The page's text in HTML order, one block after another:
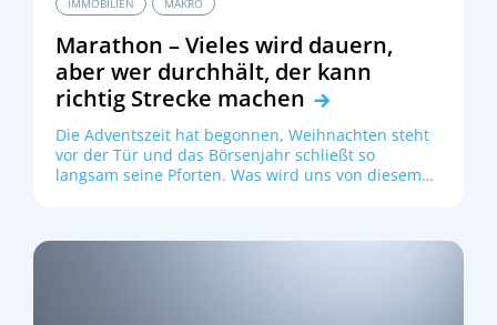
IMMOBILIEN
MAKRO
Marathon – Vieles wird dauern,
aber wer durchhält, der kann
richtig Strecke machen
Die Adventszeit hat begonnen, Weihnachten steht
vor der Tür und das Börsenjahr schließt so
langsam seine Pforten. Was wird uns von diesem